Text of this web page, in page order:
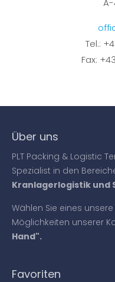
Mon - Fri 8:00am -
Get in touch
Cybersteel Inc.
Drop us a line
About us
Lorem ipsum dolor
adipiscing elit.
massa. Cum sociis
A-
Tel.:
Fax:
Über uns
PLT Packing & Logistic
Spezialist in den
Kranlagerlogistik und
Wählen Sie eines
Möglichkeiten unserer
Hand".
Favoriten